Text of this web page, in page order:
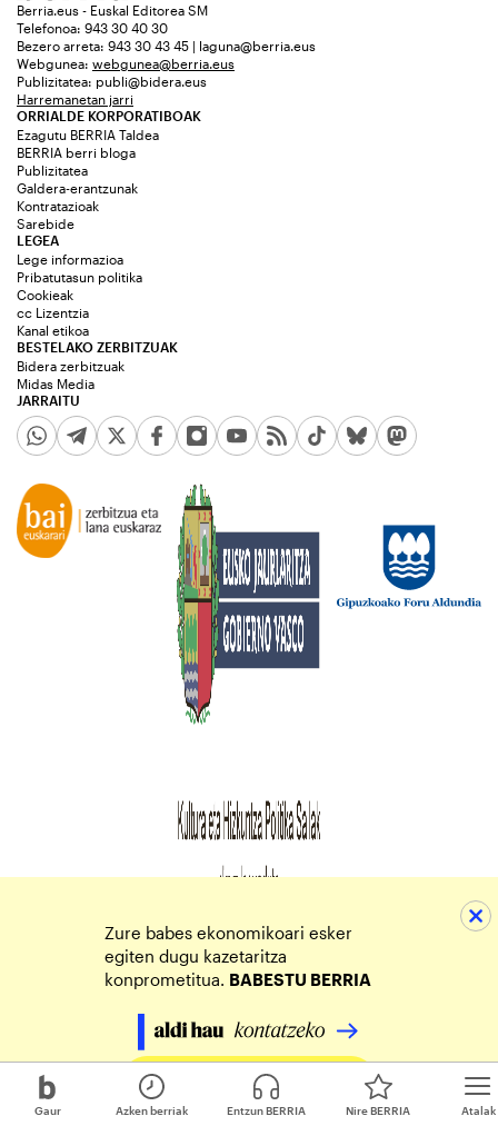
Gaur Atalak
Azken berriak Entzun BERRIA Nire BERRIA
Berria.eus - Euskal Editorea SM
Telefonoa: 943 30 40 30
Bezero arreta: 943 30 43 45 | laguna@berria.eus
Webgunea: webgunea@berria.eus
Publizitatea: publi@bidera.eus
Harremanetan jarri
ORRIALDE KORPORATIBOAK
Ezagutu BERRIA Taldea
BERRIA berri bloga
Publizitatea
Galdera-erantzunak
Kontratazioak
Sarebide
JARRAITU
LEGEA
Lege informazioa
Pribatutasun politika
Cookieak
cc Lizentzia
Kanal etikoa
BESTELAKO ZERBITZUAK
Bidera zerbitzuak
Midas Media
Zure babes ekonomikoari esker
egiten dugu kazetaritza
konprometitua. BABESTU BERRIA
Egin zure ekarpena